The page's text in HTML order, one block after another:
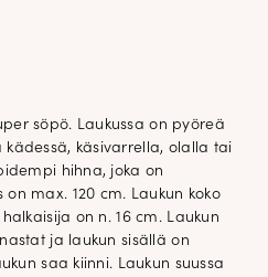
söpö. Laukussa on pyöreä
käsivarrella, olalla tai
hihna, joka on
max. 120 cm. Laukun koko
on n. 16 cm. Laukun
ja laukun sisällä on
saa kiinni. Laukun suussa